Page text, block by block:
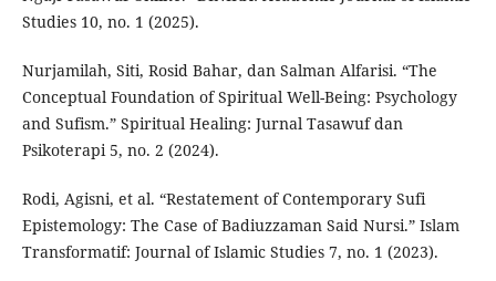
Studies 10, no. 1 (2025).
Nurjamilah, Siti, Rosid Bahar, dan Salman Alfarisi. “The
Conceptual Foundation of Spiritual Well-Being: Psychology
and Sufism.” Spiritual Healing: Jurnal Tasawuf dan
Psikoterapi 5, no. 2 (2024).
Rodi, Agisni, et al. “Restatement of Contemporary Sufi
Epistemology: The Case of Badiuzzaman Said Nursi.” Islam
Transformatif: Journal of Islamic Studies 7, no. 1 (2023).